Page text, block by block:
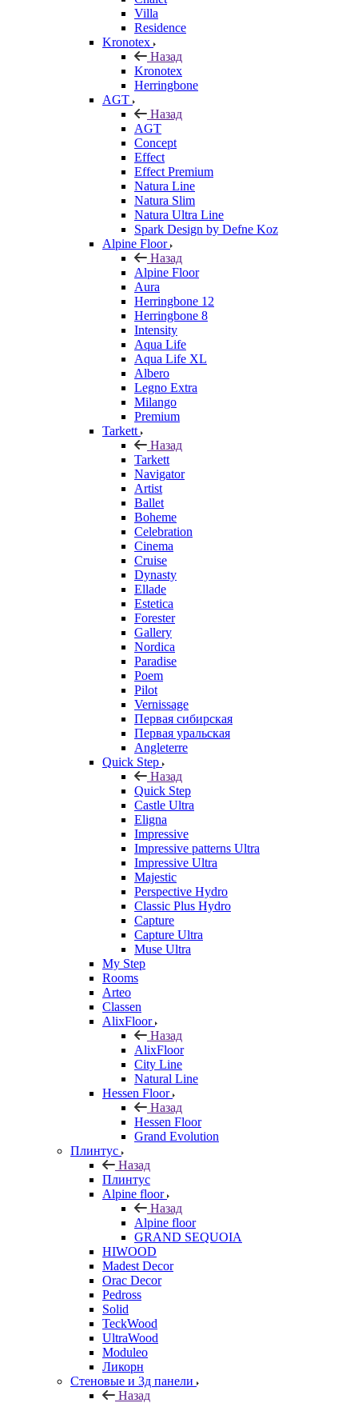
Villa
Residence
Kronotex
Назад
Kronotex
Herringbone
AGT
Назад
AGT
Concept
Effect
Effect Premium
Natura Line
Natura Slim
Natura Ultra Line
Spark Design by Defne Koz
Alpine Floor
Назад
Alpine Floor
Aura
Herringbone 12
Herringbone 8
Intensity
Aqua Life
Aqua Life XL
Albero
Legno Extra
Milango
Premium
Tarkett
Назад
Tarkett
Navigator
Artist
Ballet
Boheme
Celebration
Cinema
Cruise
Dynasty
Ellade
Estetica
Forester
Gallery
Nordica
Paradise
Poem
Pilot
Vernissage
Первая сибирская
Первая уральская
Angleterre
Quick Step
Назад
Quick Step
Castle Ultra
Eligna
Impressive
Impressive patterns Ultra
Impressive Ultra
Majestic
Perspective Hydro
Classic Plus Hydro
Capture
Capture Ultra
Muse Ultra
My Step
Rooms
Arteo
Classen
AlixFloor
Назад
AlixFloor
City Line
Natural Line
Hessen Floor
Назад
Hessen Floor
Grand Evolution
Плинтус
Назад
Плинтус
Alpine floor
Назад
Alpine floor
GRAND SEQUOIA
HIWOOD
Madest Decor
Orac Decor
Pedross
Solid
TeckWood
UltraWood
Moduleo
Ликорн
Стеновые и 3д панели
Назад